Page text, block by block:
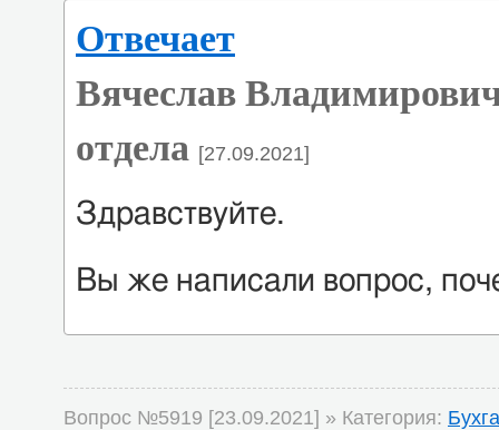
Отвечает
Вячеслав
отдела [27.09.2021]
Здравствуйте.
Вы же написали вопрос,
Вопрос №5919 [23.09.2021] » Категория: